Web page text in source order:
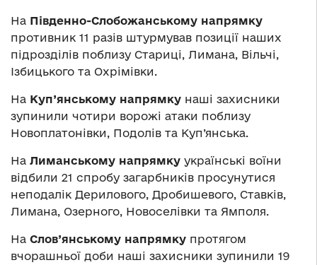
На Південно-Слобожанському напрямку
противник 11 разів штурмував позиції наших
підрозділів поблизу Стариці, Лимана, Вільчі,
Ізбицького та Охрімівки.
На Куп’янському напрямку наші захисники
зупинили чотири ворожі атаки поблизу
Новоплатонівки, Подолів та Куп’янська.
На Лиманському напрямку українські воїни
відбили 21 спробу загарбників просунутися
неподалік Дерилового, Дробишевого, Ставків,
Лимана, Озерного, Новоселівки та Ямполя.
На Слов’янському напрямку протягом
вчорашньої доби наші захисники зупинили 19